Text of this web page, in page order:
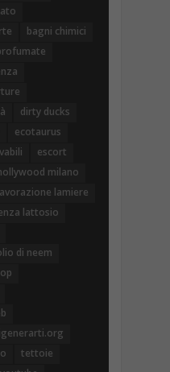
bagni chimici
dirty ducks
ecotaurus
escort
milano
lamiere
lattosio
di neem
tettoie